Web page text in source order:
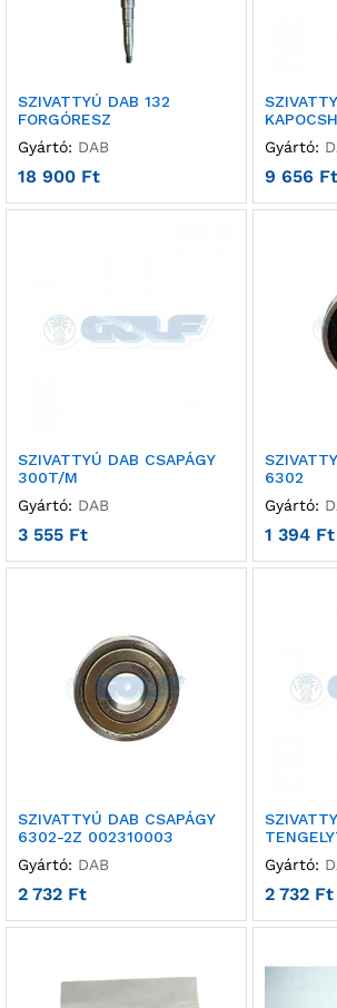
SZIVATTYÚ DAB 132
FORGÓRESZ
Gyártó: DAB
18 900 Ft
Gyártó:
9 656 Ft
SZIVATTYÚ DAB CSAPÁGY
300T/M
Gyártó: DAB
3 555 Ft
6302
Gyártó:
1 394 Ft
SZIVATTYÚ DAB CSAPÁGY
6302-2Z 002310003
Gyártó: DAB
2 732 Ft
Gyártó:
2 732 Ft